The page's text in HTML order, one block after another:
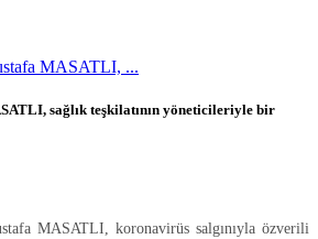
MASATLI, ...
sağlık teşkilatının yöneticileriyle bir
MASATLI, koronavirüs salgınıyla özverili